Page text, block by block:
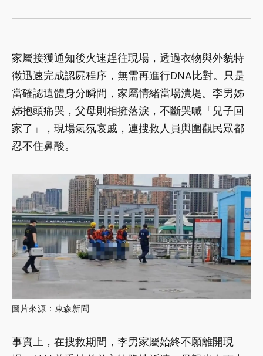
家屬接獲通知後火速趕往現場，透過衣物與外貌特
徵迅速完成認屍程序，無需再進行DNA比對。只是
當確認遺體身分瞬間，家屬情緒當場潰堤。李男姊
姊抱頭痛哭，父母則相擁落淚，不斷哭喊「兒子回
家了」，現場氣氛哀戚，連搜救人員與圍觀民眾都
忍不住鼻酸。
圖片來源：東森新聞
事實上，在搜救期間，李男家屬始終不願離開現